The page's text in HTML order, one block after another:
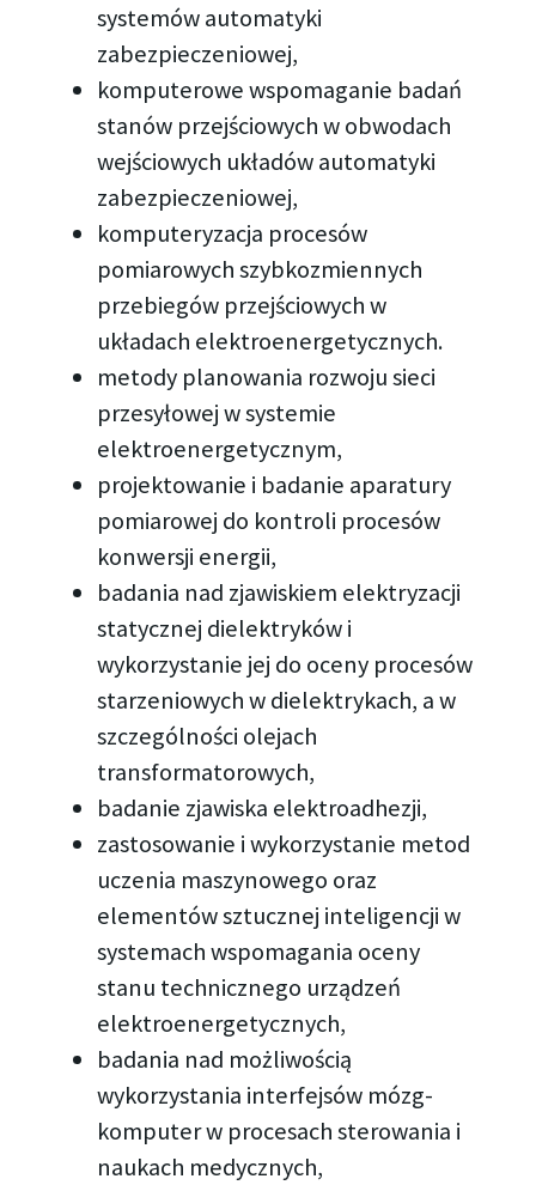
systemów automatyki
zabezpieczeniowej,
komputerowe wspomaganie badań
stanów przejściowych w obwodach
wejściowych układów automatyki
zabezpieczeniowej,
komputeryzacja procesów
pomiarowych szybkozmiennych
przebiegów przejściowych w
układach elektroenergetycznych.
metody planowania rozwoju sieci
przesyłowej w systemie
elektroenergetycznym,
projektowanie i badanie aparatury
pomiarowej do kontroli procesów
konwersji energii,
badania nad zjawiskiem elektryzacji
statycznej dielektryków i
wykorzystanie jej do oceny procesów
starzeniowych w dielektrykach, a w
szczególności olejach
transformatorowych,
badanie zjawiska elektroadhezji,
zastosowanie i wykorzystanie metod
uczenia maszynowego oraz
elementów sztucznej inteligencji w
systemach wspomagania oceny
stanu technicznego urządzeń
elektroenergetycznych,
badania nad możliwością
wykorzystania interfejsów mózg-
komputer w procesach sterowania i
naukach medycznych,